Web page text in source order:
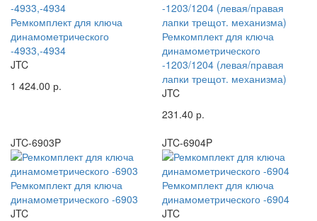
Ремкомплект для ключа
динамометрического
-4933,-4934
JTC
1 424.00 р.
Ремкомплект для ключа
динамометрического
-1203/1204 (левая/правая
лапки трещот. механизма)
JTC
231.40 р.
JTC-6903P
Ремкомплект для ключа
динамометрического -6903
JTC
JTC-6904P
Ремкомплект для ключа
динамометрического -6904
JTC